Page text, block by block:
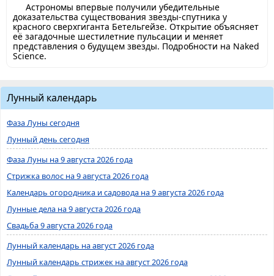
Астрономы впервые получили убедительные
доказательства существования звезды-спутника у
красного сверхгиганта Бетельгейзе. Открытие объясняет
её загадочные шестилетние пульсации и меняет
представления о будущем звезды. Подробности на Naked
Science.
Лунный календарь
Фаза Луны сегодня
Лунный день сегодня
Фаза Луны на 9 августа 2026 года
Стрижка волос на 9 августа 2026 года
Календарь огородника и садовода на 9 августа 2026 года
Лунные дела на 9 августа 2026 года
Свадьба 9 августа 2026 года
Лунный календарь на август 2026 года
Лунный календарь стрижек на август 2026 года